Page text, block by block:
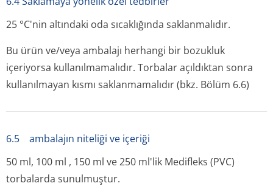
25 °C'nin altındaki oda sıcaklığında saklanmalıdır.
Bu ürün ve/veya ambalajı herhangi bir bozukluk
içeriyorsa kullanılmamalıdır. Torbalar açıldıktan sonra
kullanılmayan kısmı saklanmamalıdır (bkz. Bölüm 6.6)
6.5 ambalajın niteliği ve içeriği
50 ml, 100 ml , 150 ml ve 250 ml'lik Medifleks (PVC)
torbalarda sunulmuştur.